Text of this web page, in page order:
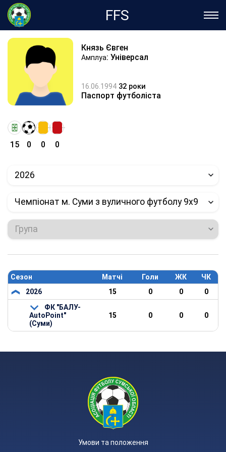
FFS
Князь Євген
Амплуа: Універсал
16.06.1994 32 роки
Паспорт футболіста
15 0 0 0
2026
Чемпіонат м. Суми з вуличного футболу 9х9
Група
Сезон Матчі Голи ЖК
ЧК
2026
15 0 0
0
ФК "БАЛУ-
AutoPoint"
(Суми)
15 0 0 0
Умови та положення